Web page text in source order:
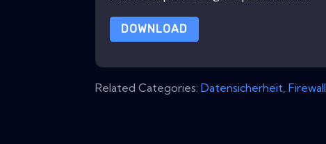
DOWNLOAD
Related Categories: Datensicherheit, Firewall